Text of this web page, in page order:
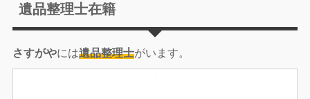
遺品整理士在籍
さすがやには遺品整理士がいます。